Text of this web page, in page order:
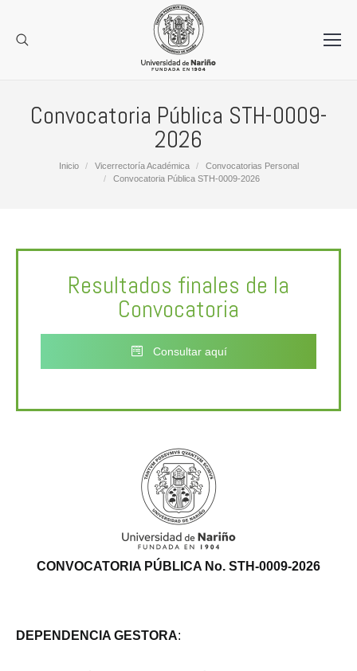
Convocatoria Pública STH-0009-
2026
Estás aquí:
Inicio Vicerrectoría Académica
Convocatorias Personal
Convocatoria Pública STH-0009-2026
Resultados finales de la
Convocatoria
Consultar aquí
CONVOCATORIA PÚBLICA No. STH-0009-2026
DEPENDENCIA GESTORA: